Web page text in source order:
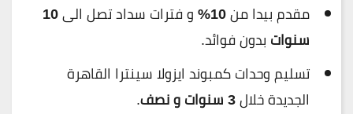
مقدم بيدا من10% و فترات سداد تصل الى10
سنوات بدون فوائد.
تسليم وحدات كمبوند ايزولا سينترا القاهرة
الجديدة خلال3 سنوات و نصف
.